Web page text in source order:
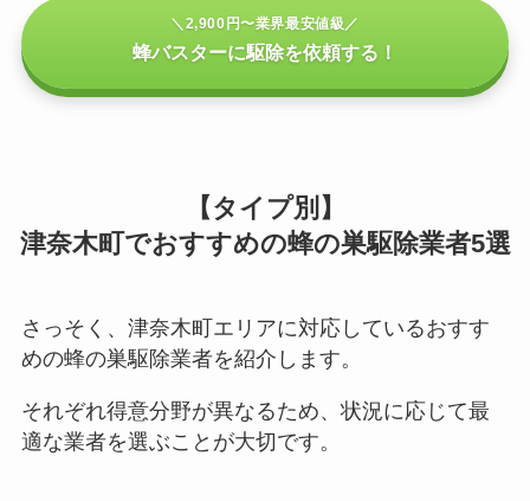
＼2,900円〜業界最安値級／
蜂バスターに駆除を依頼する！
【タイプ別】
津奈木町でおすすめの蜂の巣駆除業者5選
さっそく、津奈木町エリアに対応しているおすす
めの蜂の巣駆除業者を紹介します。
それぞれ得意分野が異なるため、状況に応じて最
適な業者を選ぶことが大切です。